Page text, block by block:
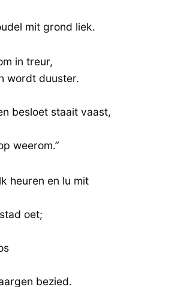
mit grond liek.
in treur,
wordt duuster.
besloet staait vaast,
weerom.”
heuren en lu mit
oet;
bezied.